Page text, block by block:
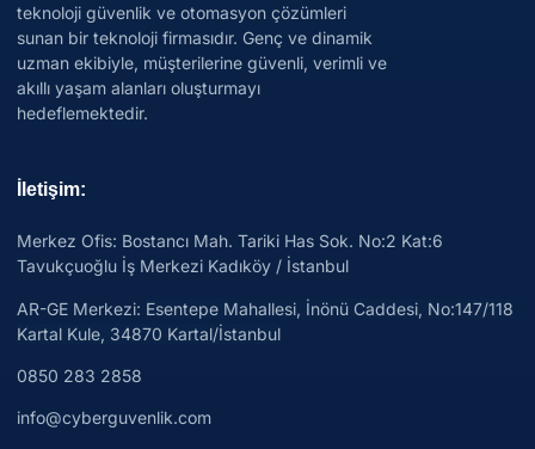
teknoloji güvenlik ve otomasyon çözümleri
sunan bir teknoloji firmasıdır. Genç ve dinamik
uzman ekibiyle, müşterilerine güvenli, verimli ve
akıllı yaşam alanları oluşturmayı
hedeflemektedir.
İletişim:
Merkez Ofis: Bostancı Mah. Tariki Has Sok. No:2 Kat:6
Tavukçuoğlu İş Merkezi Kadıköy / İstanbul
AR-GE Merkezi: Esentepe Mahallesi, İnönü Caddesi, No:147/118
Kartal Kule, 34870 Kartal/İstanbul
0850 283 2858
info@cyberguvenlik.com